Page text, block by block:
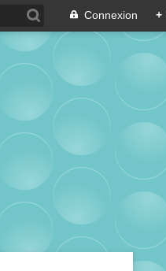
Connexion +